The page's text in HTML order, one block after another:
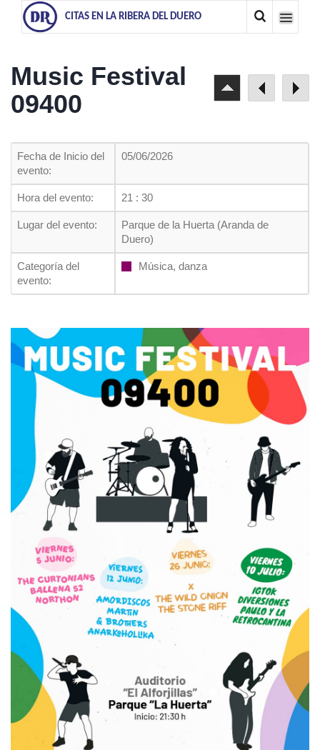
CITAS EN LA RIBERA DEL DUERO
Music Festival
09400
Fecha de Inicio del
evento:
05/06/2026
Hora del evento: 21 : 30
Lugar del evento:
Parque de la Huerta (Aranda de
Duero)
Categoría del
evento:
Música, danza